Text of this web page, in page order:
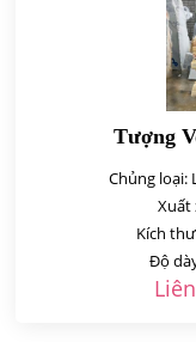
Tượng
Chủng loại:
Xuất
Kích
Độ